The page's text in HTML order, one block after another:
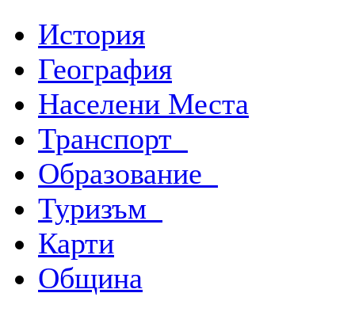
История
География
Населени Места
Транспорт
Образование
Туризъм
Карти
Община